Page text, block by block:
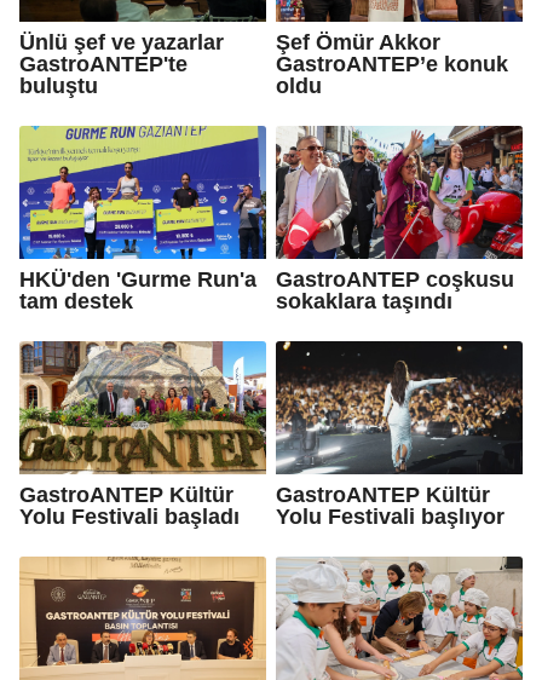
Ünlü şef ve yazarlar
GastroANTEP'te
buluştu
Şef Ömür Akkor
GastroANTEP’e konuk
oldu
HKÜ'den 'Gurme Run'a
tam destek
GastroANTEP coşkusu
sokaklara taşındı
GastroANTEP Kültür
Yolu Festivali başladı
GastroANTEP Kültür
Yolu Festivali başlıyor